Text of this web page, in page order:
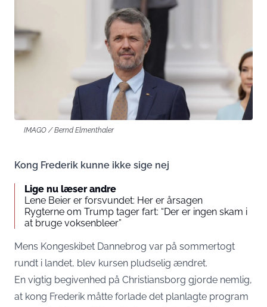
IMAGO / Bernd Elmenthaler
Kong Frederik kunne ikke sige nej
Lige nu læser andre
Lene Beier er forsvundet: Her er årsagen
Rygterne om Trump tager fart: “Der er ingen skam i
at bruge voksenbleer”
Mens Kongeskibet Dannebrog var på sommertogt
rundt i landet, blev kursen pludselig ændret.
En vigtig begivenhed på Christiansborg gjorde nemlig,
at kong Frederik måtte forlade det planlagte program